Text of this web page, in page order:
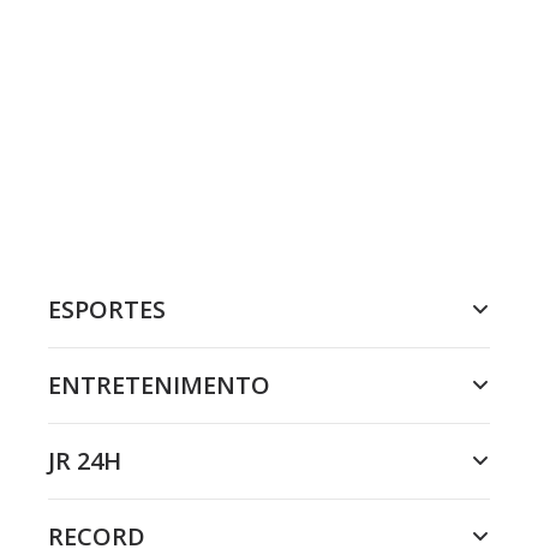
ESPORTES
ENTRETENIMENTO
JR 24H
RECORD